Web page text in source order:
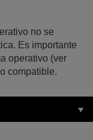
no se
Es importante
operativo (ver
compatible.